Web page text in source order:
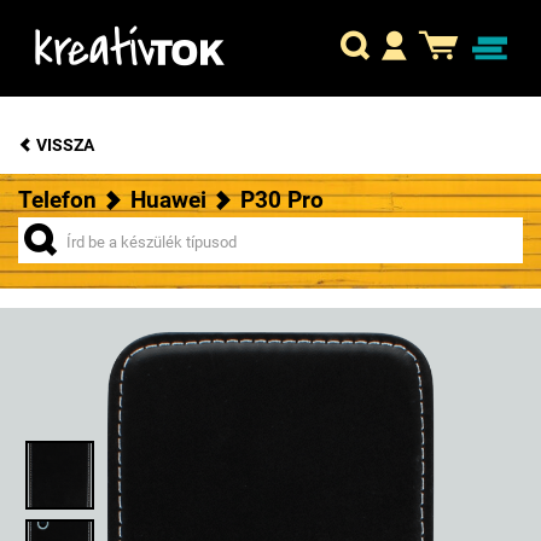
VISSZA
Telefon Huawei P30 Pro